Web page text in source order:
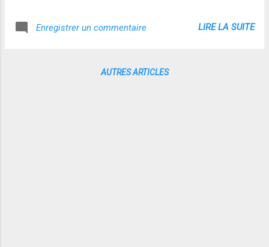
Enregistrer un commentaire LIRE LA SUITE
AUTRES ARTICLES